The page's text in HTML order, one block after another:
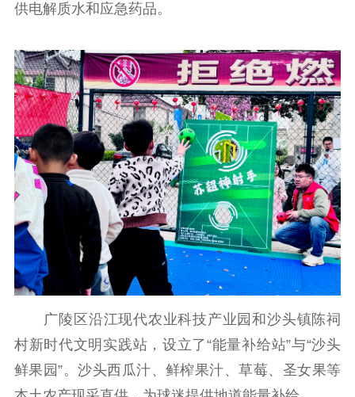
供电解质水和应急药品。
广陵区沿江现代农业科技产业园和沙头镇陈祠
村新时代文明实践站，设立了“能量补给站”与“沙头
鲜果园”。沙头西瓜汁、鲜榨果汁、草莓、圣女果等